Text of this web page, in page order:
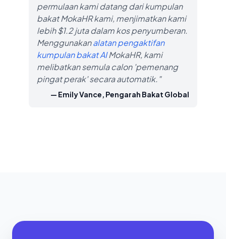
permulaan kami datang dari kumpulan
bakat MokaHR kami, menjimatkan kami
lebih $1.2 juta dalam kos penyumberan.
Menggunakanalatan pengaktifan
kumpulan bakat AIMokaHR, kami
melibatkan semula calon 'pemenang
pingat perak' secara automatik."
— Emily Vance, Pengarah Bakat Global